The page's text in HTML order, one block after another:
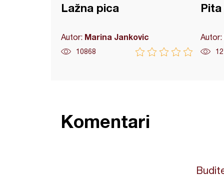
Lažna pica
Autor: Marina Jankovic
10868
Autor:
Komentari